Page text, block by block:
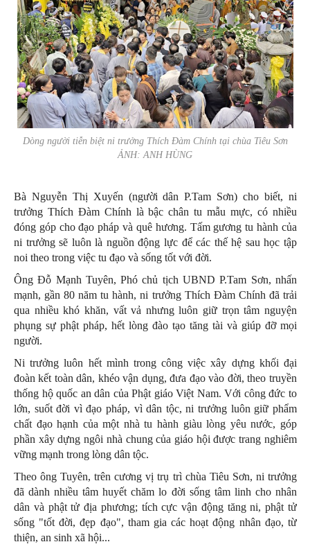
Dòng người tiễn biệt ni trưởng Thích Đàm Chính tại chùa Tiêu Sơn
ẢNH: ANH HÙNG
Bà Nguyễn Thị Xuyến (người dân P.Tam Sơn) cho biết, ni
trưởng Thích Đàm Chính là bậc chân tu mẫu mực, có nhiều
đóng góp cho đạo pháp và quê hương. Tấm gương tu hành của
ni trưởng sẽ luôn là nguồn động lực để các thế hệ sau học tập
noi theo trong việc tu đạo và sống tốt với đời.
Ông Đỗ Mạnh Tuyên, Phó chủ tịch UBND P.Tam Sơn, nhấn
mạnh, gần 80 năm tu hành, ni trưởng Thích Đàm Chính đã trải
qua nhiều khó khăn, vất vả nhưng luôn giữ trọn tâm nguyện
phụng sự phật pháp, hết lòng đào tạo tăng tài và giúp đỡ mọi
người.
Ni trưởng luôn hết mình trong công việc xây dựng khối đại
đoàn kết toàn dân, khéo vận dụng, đưa đạo vào đời, theo truyền
thống hộ quốc an dân của Phật giáo Việt Nam. Với công đức to
lớn, suốt đời vì đạo pháp, vì dân tộc, ni trưởng luôn giữ phẩm
chất đạo hạnh của một nhà tu hành giàu lòng yêu nước, góp
phần xây dựng ngôi nhà chung của giáo hội được trang nghiêm
vững mạnh trong lòng dân tộc.
Theo ông Tuyên, trên cương vị trụ trì chùa Tiêu Sơn, ni trưởng
đã dành nhiều tâm huyết chăm lo đời sống tâm linh cho nhân
dân và phật tử địa phương; tích cực vận động tăng ni, phật tử
sống "tốt đời, đẹp đạo", tham gia các hoạt động nhân đạo, từ
thiện, an sinh xã hội...